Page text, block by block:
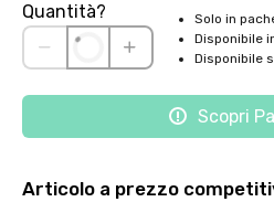
Quantità?
Solo in
Disponibile
Disponibile
Scopri
Articolo a prezzo